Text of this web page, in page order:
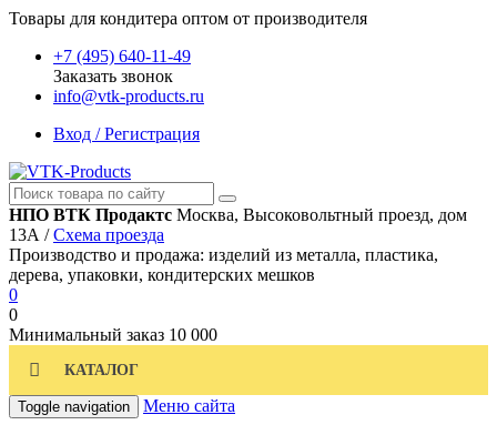
Товары для кондитера оптом от производителя
+7 (495) 640-11-49
Заказать звонок
info@vtk-products.ru
Вход / Регистрация
НПО ВТК Продактс Москва, Высоковольтный проезд, дом
13А /Схема проезда
Производство и продажа: изделий из металла, пластика,
дерева, упаковки, кондитерских мешков
0
0
Минимальный заказ 10 000
КАТАЛОГ
Toggle navigation Меню сайта